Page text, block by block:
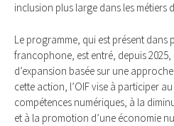
inclusion plus large dans les métiers
Le programme, qui est présent dans
francophone, est entré, depuis
d’expansion basée sur une
cette action, l’OIF vise à participer
compétences numériques, à la
et à la promotion d’une économie